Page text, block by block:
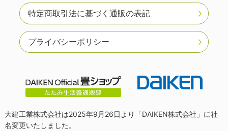
特定商取引法に基づく通販の表記
プライバシーポリシー
大建工業株式会社は2025年9月26日より「DAIKEN株式会社」に社
名変更いたしました。